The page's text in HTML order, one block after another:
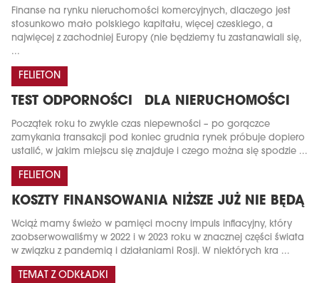
Finanse na rynku nieruchomości komercyjnych, dlaczego jest
stosunkowo mało polskiego kapitału, więcej czeskiego, a
najwięcej z zachodniej Europy (nie będziemy tu zastanawiali się,
...
FELIETON
TEST ODPORNOŚCI DLA NIERUCHOMOŚCI
Początek roku to zwykle czas niepewności – po gorączce
zamykania transakcji pod koniec grudnia rynek próbuje dopiero
ustalić, w jakim miejscu się znajduje i czego można się spodzie ...
FELIETON
KOSZTY FINANSOWANIA NIŻSZE JUŻ NIE BĘDĄ
Wciąż mamy świeżo w pamięci mocny impuls inflacyjny, który
zaobserwowaliśmy w 2022 i w 2023 roku w znacznej części świata
w związku z pandemią i działaniami Rosji. W niektórych kra ...
TEMAT Z ODKŁADKI